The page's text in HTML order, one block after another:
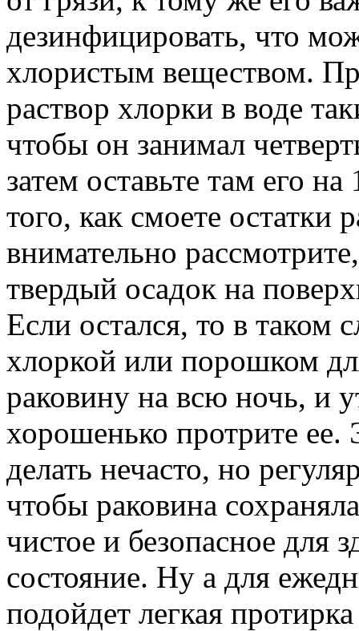
дезинфицировать, что
хлористым веществом.
раствор хлорки в воде
чтобы он занимал
затем оставьте там его
того, как смоете остатки
внимательно
твердый осадок на
Если остался, то в таком
хлоркой или порошком
раковину на всю ночь, и
хорошенько протрите
делать нечасто, но
чтобы раковина
чистое и безопасное для
состояние. Ну а для
подойдет легкая